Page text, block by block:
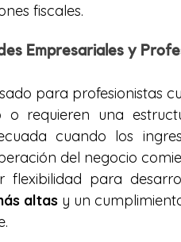
fiscales.
Empresariales y
para profesionistas
o requieren una
cuando los
del negocio
flexibilidad para
altas y un